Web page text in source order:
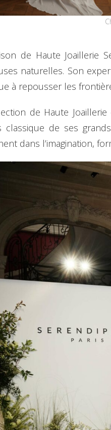
de Haute Joaillerie
naturelles. Son
à repousser les
de Haute
classique de ses
dans l’imagination,